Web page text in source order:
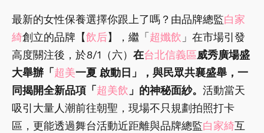
最新的女性保養選擇你跟上了嗎？由品牌總監白家
綺創立的品牌【飲后】，繼「 超孅飲 」在市場引發
高度關注後，於8/1（六） 在台北信義區威秀廣場盛
大舉辦「 超美一夏 啟動日」，與民眾共襄盛舉，一
同揭開全新品項「 超美飲 」的神秘面紗。 活動當天
吸引大量人潮前往朝聖，現場不只規劃拍照打卡
區，更能透過舞台活動近距離與品牌總監白家綺互